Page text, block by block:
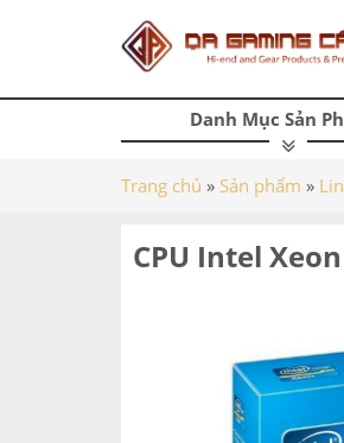
Danh Mục Sản
Trang chủ » Sản phẩm »
CPU Intel